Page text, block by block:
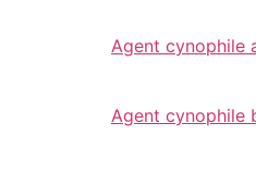
Agent cynophile
Agent cynophile